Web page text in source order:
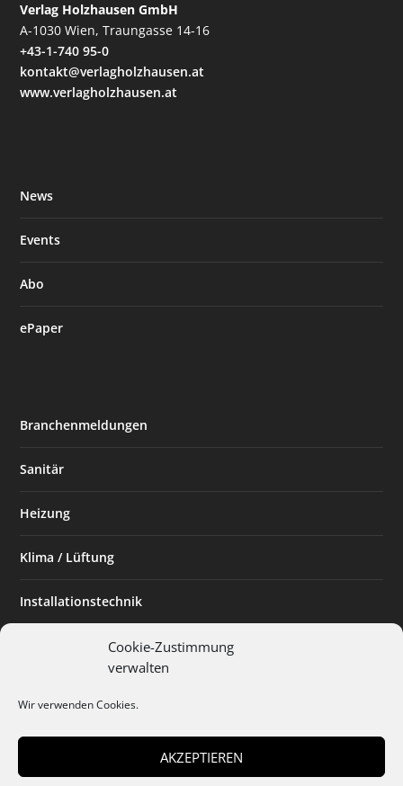
Cookie-Zustimmung
verwalten
Wir verwenden Cookies.
AKZEPTIEREN
Verlag Holzhausen GmbH
A-1030 Wien, Traungasse 14-16
+43-1-740 95-0
kontakt@verlagholzhausen.at
www.verlagholzhausen.at
News
Events
Abo
ePaper
Branchenmeldungen
Sanitär
Heizung
Klima / Lüftung
Installationstechnik
Planen & Bauen
Installateur des Monats